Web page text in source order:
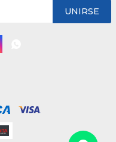
UNIRSE